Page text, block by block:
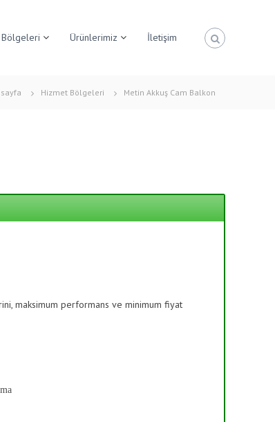
Ürünlerimiz İletişim
Hizmet Bölgeleri Metin Akkuş Cam Balkon
maksimum performans ve minimum fiyat